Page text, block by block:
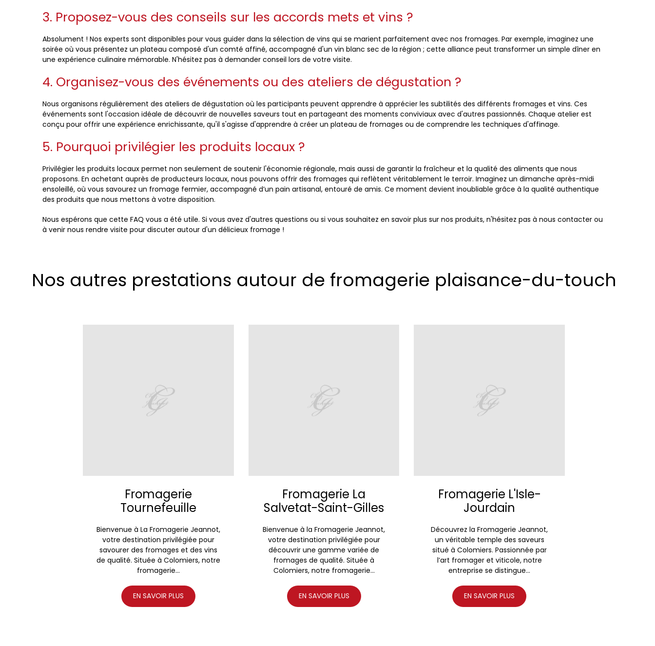
3. Proposez-vous des conseils sur les accords mets et vins ?
Absolument ! Nos experts sont disponibles pour vous guider dans la sélection de vins qui se marient parfaitement avec nos fromages. Par exemple, imaginez une
soirée où vous présentez un plateau composé d'un comté affiné, accompagné d'un vin blanc sec de la région ; cette alliance peut transformer un simple dîner en
une expérience culinaire mémorable. N'hésitez pas à demander conseil lors de votre visite.
4. Organisez-vous des événements ou des ateliers de dégustation ?
Nous organisons régulièrement des ateliers de dégustation où les participants peuvent apprendre à apprécier les subtilités des différents fromages et vins. Ces
événements sont l'occasion idéale de découvrir de nouvelles saveurs tout en partageant des moments conviviaux avec d'autres passionnés. Chaque atelier est
conçu pour offrir une expérience enrichissante, qu'il s'agisse d'apprendre à créer un plateau de fromages ou de comprendre les techniques d'affinage.
5. Pourquoi privilégier les produits locaux ?
Privilégier les produits locaux permet non seulement de soutenir l'économie régionale, mais aussi de garantir la fraîcheur et la qualité des aliments que nous
proposons. En achetant auprès de producteurs locaux, nous pouvons offrir des fromages qui reflètent véritablement le terroir. Imaginez un dimanche après-midi
ensoleillé, où vous savourez un fromage fermier, accompagné d’un pain artisanal, entouré de amis. Ce moment devient inoubliable grâce à la qualité authentique
des produits que nous mettons à votre disposition.
Nous espérons que cette FAQ vous a été utile. Si vous avez d'autres questions ou si vous souhaitez en savoir plus sur nos produits, n'hésitez pas à nous contacter ou
à venir nous rendre visite pour discuter autour d'un délicieux fromage !
Nos autres prestations autour de fromagerie plaisance-du-touch
Fromagerie
Tournefeuille
Bienvenue à La Fromagerie Jeannot,
votre destination privilégiée pour
savourer des fromages et des vins
de qualité. Située à Colomiers, notre
fromagerie...
EN SAVOIR PLUS
Fromagerie La
Salvetat-Saint-Gilles
Bienvenue à la Fromagerie Jeannot,
votre destination privilégiée pour
découvrir une gamme variée de
fromages de qualité. Située à
Colomiers, notre fromagerie...
EN SAVOIR PLUS
Fromagerie L'Isle-
Jourdain
Découvrez la Fromagerie Jeannot,
un véritable temple des saveurs
situé à Colomiers. Passionnée par
l’art fromager et viticole, notre
entreprise se distingue...
EN SAVOIR PLUS